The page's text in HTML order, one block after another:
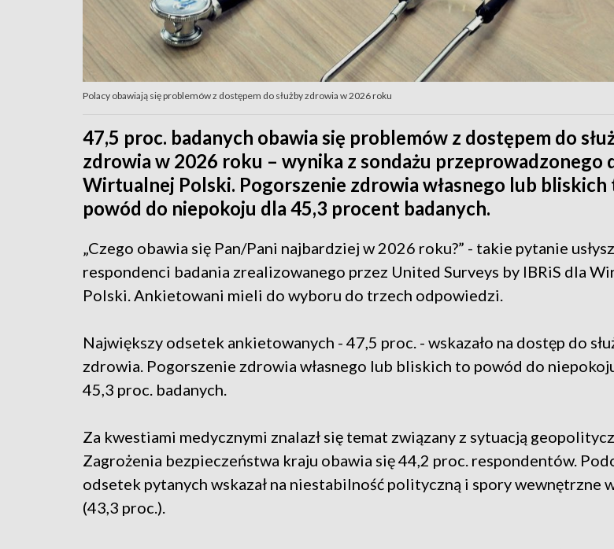
Polacy obawiają się problemów z dostępem do służby zdrowia w 2026 roku
47,5 proc. badanych obawia się problemów z dostępem do
zdrowia w 2026 roku – wynika z sondażu przeprowadzonego
Wirtualnej Polski. Pogorszenie zdrowia własnego lub bliskich
powód do niepokoju dla 45,3 procent badanych.
„Czego obawia się Pan/Pani najbardziej w 2026 roku?” - takie pytanie
respondenci badania zrealizowanego przez United Surveys by IBRiS dla
Polski. Ankietowani mieli do wyboru do trzech odpowiedzi.
Największy odsetek ankietowanych - 47,5 proc. - wskazało na dostęp do
zdrowia. Pogorszenie zdrowia własnego lub bliskich to powód do
45,3 proc. badanych.
Za kwestiami medycznymi znalazł się temat związany z sytuacją
Zagrożenia bezpieczeństwa kraju obawia się 44,2 proc. respondentów.
odsetek pytanych wskazał na niestabilność polityczną i spory wewnętrzne
(43,3 proc.).